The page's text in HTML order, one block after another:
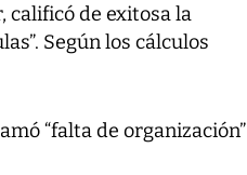
calificó de exitosa la
Según los cálculos
“falta de organización”